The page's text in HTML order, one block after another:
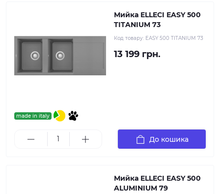
made in italy
Мийка ELLECI EASY 500
TITANIUM 73
Код товару: EASY 500 TITANIUM 73
13 199 грн.
До кошика
Мийка ELLECI EASY 500
ALUMINIUM 79